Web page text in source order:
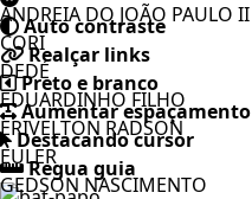
Auto contraste
Realçar links
Preto e branco
Aumentar espaçamento
Destacando cursor
Regua guia
ANDREIA DO JOÃO PAULO II
CORI
DEDÉ
EDUARDINHO FILHO
ERIVELTON RADSON
EULER
GEDSON NASCIMENTO